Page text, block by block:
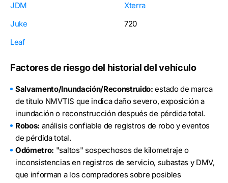
JDM
Juke
Leaf
Xterra
720
Factores de riesgo del historial del vehículo
Salvamento/Inundación/Reconstruido: estado de marca
de título NMVTIS que indica daño severo, exposición a
inundación o reconstrucción después de pérdida total.
Robos: análisis confiable de registros de robo y eventos
de pérdida total.
Odómetro: "saltos" sospechosos de kilometraje o
inconsistencias en registros de servicio, subastas y DMV,
que informan a los compradores sobre posibles